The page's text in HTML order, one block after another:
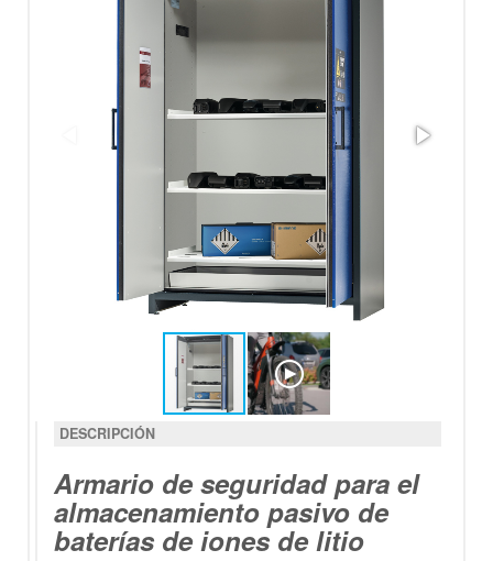
DESCRIPCIÓN
Armario de seguridad para el
almacenamiento pasivo de
baterías de iones de litio